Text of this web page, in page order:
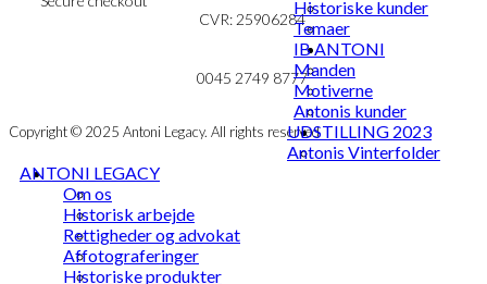
CVR: 25906284
mail@ibantoni.com
0045 2749 8777
Copyright © 2025 Antoni Legacy. All rights reserved
Historiske kunder
Temaer
IB ANTONI
Manden
Motiverne
Antonis kunder
UDSTILLING 2023
Antonis Vinterfolder
ANTONI LEGACY
Om os
Historisk arbejde
Rettigheder og advokat
Affotograferinger
Historiske produkter